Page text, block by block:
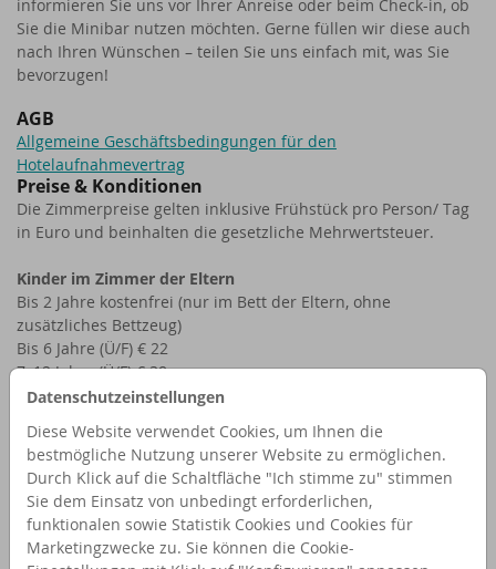
Datenschutzeinstellungen
Diese Website verwendet Cookies, um Ihnen die
bestmögliche Nutzung unserer Website zu ermöglichen.
Durch Klick auf die Schaltfläche "Ich stimme zu" stimmen
Sie dem Einsatz von unbedingt erforderlichen,
funktionalen sowie Statistik Cookies und Cookies für
Marketingzwecke zu. Sie können die Cookie-
informieren Sie uns vor Ihrer Anreise oder beim Check-in, ob
Sie die Minibar nutzen möchten. Gerne füllen wir diese auch
nach Ihren Wünschen – teilen Sie uns einfach mit, was Sie
bevorzugen!
AGB
Allgemeine Geschäftsbedingungen für den
Hotelaufnahmevertrag
Preise & Konditionen
Die Zimmerpreise gelten inklusive Frühstück pro Person/ Tag
in Euro und beinhalten die gesetzliche Mehrwertsteuer.
Kinder im Zimmer der Eltern
Bis 2 Jahre kostenfrei (nur im Bett der Eltern, ohne
zusätzliches Bettzeug)
Bis 6 Jahre (Ü/F) € 22
7–12 Jahre (Ü/F) € 38
13-15 Jahre (Ü/F) € 52
Aufpreis Kinder HP
beinhaltet eine Kuchenstunde sowie eine 2-Gang-Auswahl
aus der Kinderkarte, dazu ein Getränk (0,2 l) nach Wahl.
Bis 6 Jahre € 28
7 - 12 Jahre € 34